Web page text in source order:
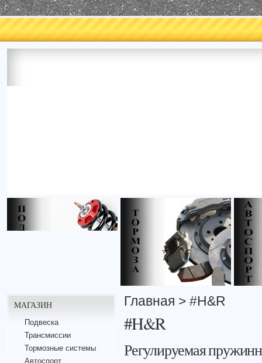
МАГАЗИН
Подвеска
Трансмиссии
Тормозные системы
Автоспорт
Главная > #H&R
#H&R
Регулируемая